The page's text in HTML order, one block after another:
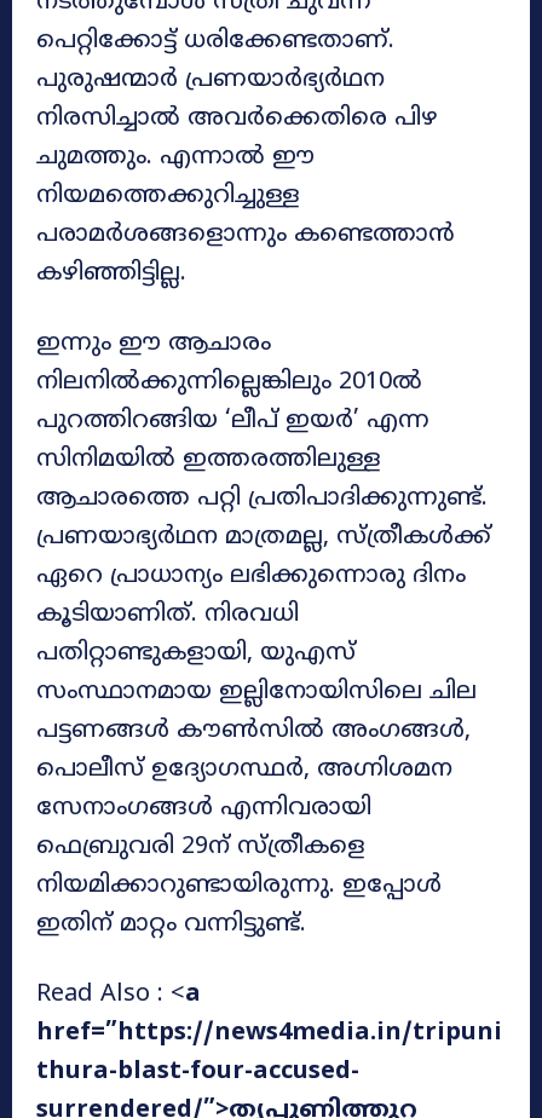
പെറ്റിക്കോട്ട് ധരിക്കേണ്ടതാണ്.
പുരുഷന്മാർ പ്രണയാർഭ്യർഥന
നിരസിച്ചാൽ അവർക്കെതിരെ പിഴ
ചുമത്തും. എന്നാൽ ഈ
നിയമത്തെക്കുറിച്ചുള്ള
പരാമർശങ്ങളൊന്നും കണ്ടെത്താൻ
കഴിഞ്ഞിട്ടില്ല.
ഇന്നും ഈ ആചാരം
നിലനിൽക്കുന്നില്ലെങ്കിലും 2010ൽ
പുറത്തിറങ്ങിയ ‘ലീപ് ഇയർ’ എന്ന
സിനിമയിൽ ഇത്തരത്തിലുള്ള
ആചാരത്തെ പറ്റി പ്രതിപാദിക്കുന്നുണ്ട്.
പ്രണയാഭ്യർഥന മാത്രമല്ല, സ്ത്രീകൾക്ക്
ഏറെ പ്രാധാന്യം ലഭിക്കുന്നൊരു ദിനം
കൂടിയാണിത്. നിരവധി
പതിറ്റാണ്ടുകളായി, യുഎസ്
സംസ്ഥാനമായ ഇല്ലിനോയിസിലെ ചില
പട്ടണങ്ങൾ കൗൺസിൽ അംഗങ്ങൾ,
പൊലീസ് ഉദ്യോഗസ്ഥർ, അഗ്നിശമന
സേനാംഗങ്ങൾ എന്നിവരായി
ഫെബ്രുവരി 29ന് സ്ത്രീകളെ
നിയമിക്കാറുണ്ടായിരുന്നു. ഇപ്പോൾ
ഇതിന് മാറ്റം വന്നിട്ടുണ്ട്.
Read Also : <a
href=”https://news4media.in/tripuni
thura-blast-four-accused-
surrendered/”>തൃപ്പൂണിത്തുറ